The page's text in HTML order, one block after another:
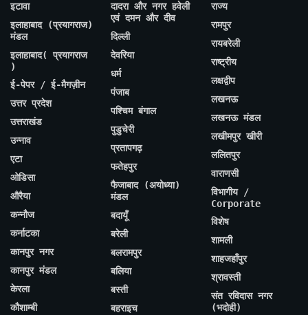
इटावा
इलाहाबाद (प्रयागराज)
मंडल
इलाहाबाद( प्रयागराज
)
ई-पेपर / ई-मैगज़ीन
उत्तर प्रदेश
उत्तराखंड
उन्नाव
एटा
ओडिसा
औरैया
कन्नौज
कर्नाटका
कानपुर नगर
कानपुर मंडल
केरला
कौशाम्बी
दादरा और नगर हवेली
एवं दमन और दीव
दिल्ली
देवरिया
धर्म
पंजाब
पश्चिम बंगाल
पुडुचेरी
प्रतापगढ़
फतेहपुर
फैजाबाद (अयोध्या)
मंडल
बदायूँ
बरेली
बलरामपुर
बलिया
बस्ती
बहराइच
राज्य
रामपुर
रायबरेली
राष्ट्रीय
लक्षद्वीप
लखनऊ
लखनऊ मंडल
लखीमपुर खीरी
ललितपुर
वाराणसी
विभागीय /
Corporate
विशेष
शामली
शाहजहाँपुर
श्रावस्ती
संत रविदास नगर
(भदोही)